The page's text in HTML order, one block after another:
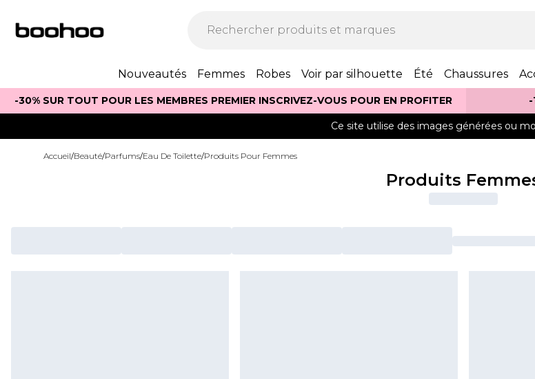
Nouveautés Femmes Robes Voir par silhouette Été Chaussures
-30% SUR TOUT POUR LES MEMBRES PREMIER INSCRIVEZ-VOUS POUR EN PROFITER -
Ce site utilise des images générées ou
Accueil/Beauté/Parfums/Eau De Toilette/Produits Pour Femmes
Produits